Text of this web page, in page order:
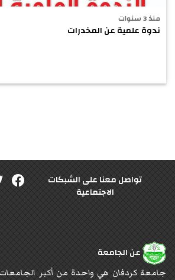
منذ 3 سنوات
ندوة علمية عن المخدرات
تواصل معنا على الشبكات
الاجتماعية
عن الجامعة
جامعة كردفان هي واحدة من أكبر